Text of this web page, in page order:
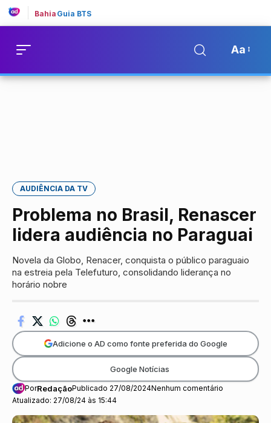
Bahia Guia BTS
Aa
AUDIÊNCIA DA TV
Problema no Brasil, Renascer
lidera audiência no Paraguai
Novela da Globo, Renacer, conquista o público paraguaio
na estreia pela Telefuturo, consolidando liderança no
horário nobre
Atualizado: 27/08/24 às 15:44
PorRedaçãoPublicado 27/08/2024Nenhum comentário
Adicione o AD como fonte preferida do Google
Google Notícias